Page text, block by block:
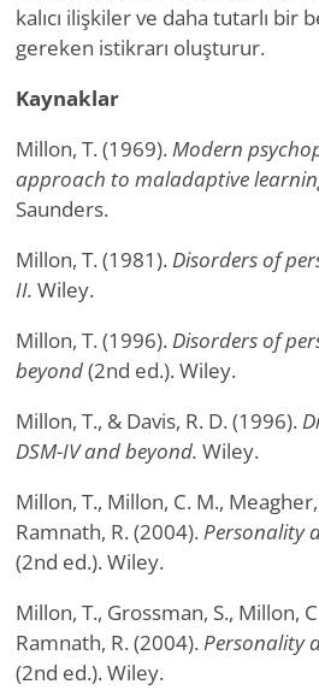
kalıcı ilişkiler ve daha tutarlı bir
gereken istikrarı oluşturur.
Kaynaklar
Millon, T. (1969). Modern
approach to maladaptive
Saunders.
Millon, T. (1981). Disorders of
II. Wiley.
Millon, T. (1996). Disorders of
beyond(2nd ed.). Wiley.
Millon, T., & Davis, R. D. (1996).
DSM-IV and beyond. Wiley.
Millon, T., Millon, C. M.,
Ramnath, R. (2004). Personality
(2nd ed.). Wiley.
Millon, T., Grossman, S., Millon,
Ramnath, R. (2004). Personality
(2nd ed.). Wiley.